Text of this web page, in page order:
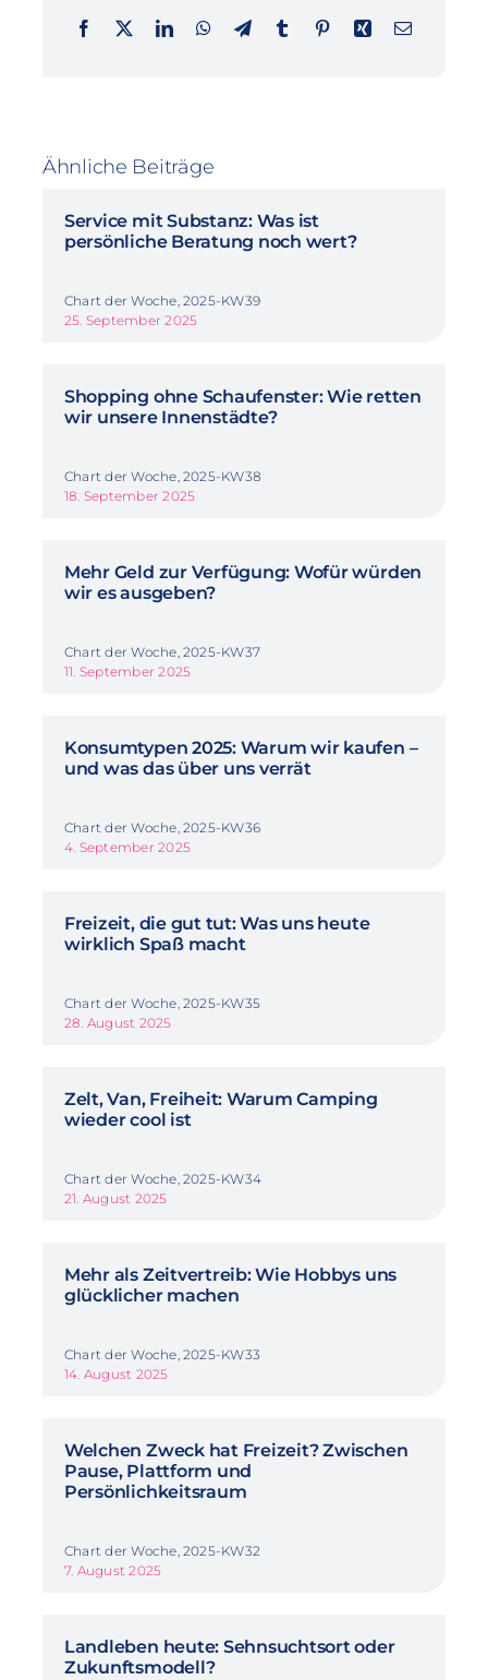
Ähnliche Beiträge
Service mit Substanz: Was ist
persönliche Beratung noch wert?
Chart der Woche, 2025-KW39
25. September 2025
Shopping ohne Schaufenster: Wie retten
wir unsere Innenstädte?
Chart der Woche, 2025-KW38
18. September 2025
Mehr Geld zur Verfügung: Wofür würden
wir es ausgeben?
Chart der Woche, 2025-KW37
11. September 2025
Konsumtypen 2025: Warum wir kaufen –
und was das über uns verrät
Chart der Woche, 2025-KW36
4. September 2025
Freizeit, die gut tut: Was uns heute
wirklich Spaß macht
Chart der Woche, 2025-KW35
28. August 2025
Zelt, Van, Freiheit: Warum Camping
wieder cool ist
Chart der Woche, 2025-KW34
21. August 2025
Mehr als Zeitvertreib: Wie Hobbys uns
glücklicher machen
Chart der Woche, 2025-KW33
14. August 2025
Welchen Zweck hat Freizeit? Zwischen
Pause, Plattform und
Persönlichkeitsraum
Chart der Woche, 2025-KW32
7. August 2025
Landleben heute: Sehnsuchtsort oder
Zukunftsmodell?